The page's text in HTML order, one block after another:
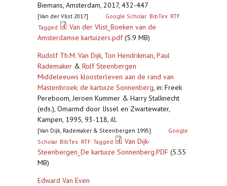
Biemans, Amsterdam, 2017, 432-447
[Van der Vlist 2017] Google Scholar BibTex RTF
Tagged
Van der Vlist_Boeken van de
Amsterdamse kartuizers.pdf(5.9 MB)
Rudolf Th.M. Van Dijk, Ton Hendrikman, Paul
Rademaker & Rolf Steenbergen
Middeleeuws kloosterleven aan de rand van
Mastenbroek: de kartuize Sonnenberg, in: Freek
Pereboom, Jeroen Kummer & Harry Stalknecht
(eds.), Omarmd door IJssel en Zwartewater,
Kampen, 1995, 93-118, ill.
[Van Dijk, Rademaker & Steenbergen 1995]
Google
Scholar BibTex RTF Tagged
Van Dijk-
Steenbergen_De kartuize Sonnenberg.PDF (5.55
MB)
Edward Van Even